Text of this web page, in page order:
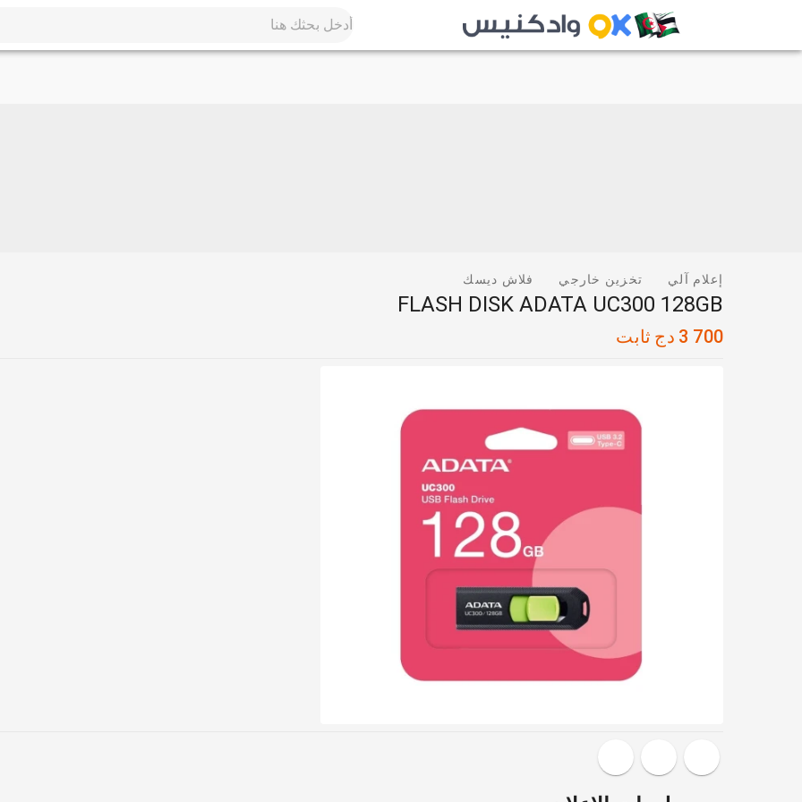
إعلام آلي تخزين خارجي فلاش ديسك
FLASH DISK ADATA UC300 128GB
3 700 دج ثابت